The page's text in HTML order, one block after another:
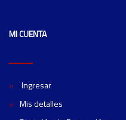
MI CUENTA
Ingresar
Mis detalles